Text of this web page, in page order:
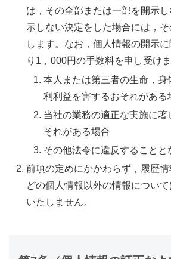
は，その全部または一部を開示
示しない決定をした場合には，
します。なお，個人情報の開示
り1，000円の手数料を申し受けま
本人または第三者の生命，
利利益を害するおそれがある
当社の業務の適正な実施に著
それがある場合
その他法令に違反することと
前項の定めにかかわらず，履歴
どの個人情報以外の情報につい
いたしません。